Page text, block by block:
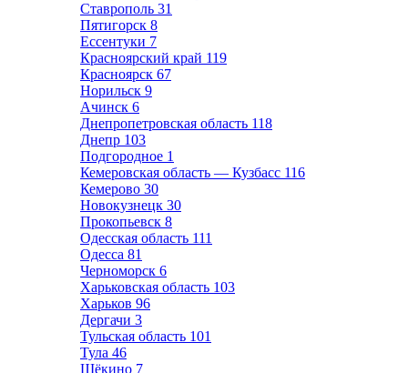
Ставрополь 31
Пятигорск 8
Ессентуки 7
Красноярский край 119
Красноярск 67
Норильск 9
Ачинск 6
Днепропетровская область 118
Днепр 103
Подгородное 1
Кемеровская область — Кузбасс 116
Кемерово 30
Новокузнецк 30
Прокопьевск 8
Одесская область 111
Одесса 81
Черноморск 6
Харьковская область 103
Харьков 96
Дергачи 3
Тульская область 101
Тула 46
Щёкино 7